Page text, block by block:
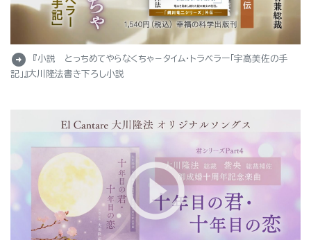
arrow_circle_right
『小説 とっちめてやらなくちゃ－タイム・トラベラー「宇高美佐の手
記」』大川隆法書き下ろし小説